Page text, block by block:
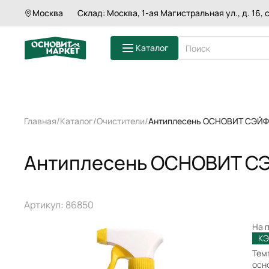
Москва Склад: Москва, 1-ая Магистральная ул., д. 16,
Каталог
ШТУКАТУРКИ
ШПАКЛЕВКИ
КЛЕИ ДЛЯ
Главная Каталог Очистители Антиплесень ОСНОВИТ
Антиплесень ОСНОВИТ СЭЙФСКРИН
Антиплесень ОСНОВИТ
Артикул: 86850
На